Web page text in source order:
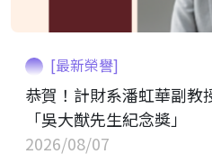
[最新榮譽]
恭賀！計財系潘虹華副教
「吳大猷先生紀念獎」
2026/08/07